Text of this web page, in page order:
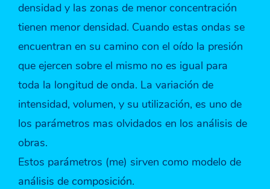
densidad y las zonas de menor concentración
tienen menor densidad. Cuando estas ondas se
encuentran en su camino con el oído la presión
que ejercen sobre el mismo no es igual para
toda la longitud de onda. La variación de
intensidad, volumen, y su utilización, es uno de
los parámetros mas olvidados en los análisis de
obras.
Estos parámetros (me) sirven como modelo de
análisis de composición.